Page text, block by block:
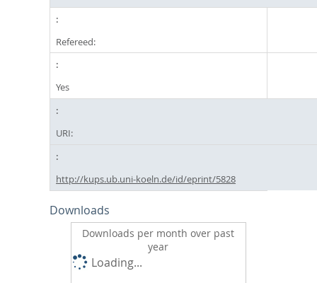
Refereed:
Yes
URI:
http://kups.ub.uni-koeln.de/id/eprint/5828
Downloads
Downloads per month over past
year
Loading...